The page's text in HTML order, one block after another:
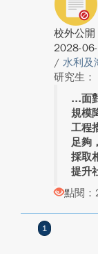
校外公開
2028-
/ 水利及
研究生：
面
規模
工程
足夠
採取
提升
點閱
1